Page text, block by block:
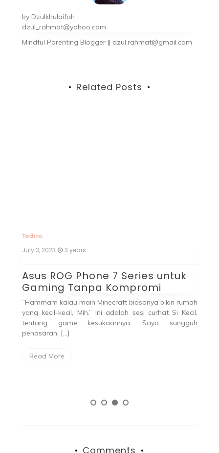
by Dzulkhulaifah
dzul_rahmat@yahoo.com
Mindful Parenting Blogger || dzul.rahmat@gmail.com
Related Posts
Techno
July 3, 2023 3 years
Asus ROG Phone 7 Series untuk
Gaming Tanpa Kompromi
“Hammam kalau main Minecraft biasanya bikin rumah
yang kecil-kecil, Mih.” Ini adalah sesi curhat Si Kecil,
tentang game kesukaannya. Saya sungguh
penasaran, […]
Read More
Comments